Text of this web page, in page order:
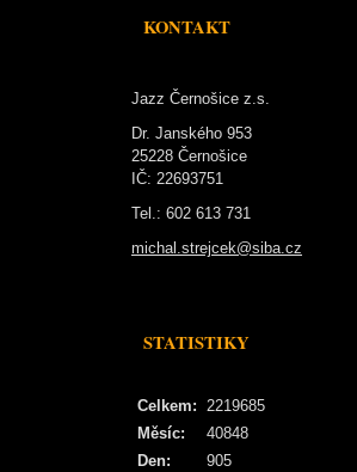
KONTAKT
Jazz Černošice z.s.
Dr. Janského 953
25228 Černošice
IČ: 22693751
Tel.: 602 613 731
michal.strejcek@siba.cz
STATISTIKY
Celkem: 2219685
Měsíc:
40848
Den:
905